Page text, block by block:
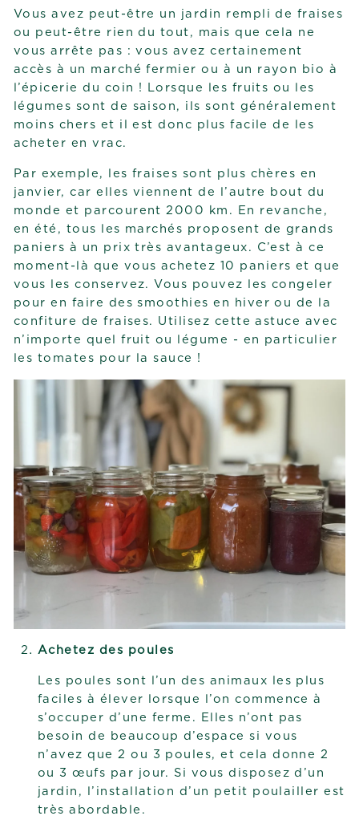
Vous avez peut-être un jardin rempli de fraises
ou peut-être rien du tout, mais que cela ne
vous arrête pas : vous avez certainement
accès à un marché fermier ou à un rayon bio à
l’épicerie du coin ! Lorsque les fruits ou les
légumes sont de saison, ils sont généralement
moins chers et il est donc plus facile de les
acheter en vrac.
Par exemple, les fraises sont plus chères en
janvier, car elles viennent de l’autre bout du
monde et parcourent 2000 km. En revanche,
en été, tous les marchés proposent de grands
paniers à un prix très avantageux. C’est à ce
moment-là que vous achetez 10 paniers et que
vous les conservez. Vous pouvez les congeler
pour en faire des smoothies en hiver ou de la
confiture de fraises. Utilisez cette astuce avec
n’importe quel fruit ou légume - en particulier
les tomates pour la sauce !
Achetez des poules
Les poules sont l’un des animaux les plus
faciles à élever lorsque l’on commence à
s’occuper d’une ferme. Elles n’ont pas
besoin de beaucoup d’espace si vous
n’avez que 2 ou 3 poules, et cela donne 2
ou 3 œufs par jour. Si vous disposez d’un
jardin, l’installation d’un petit poulailler est
très abordable.